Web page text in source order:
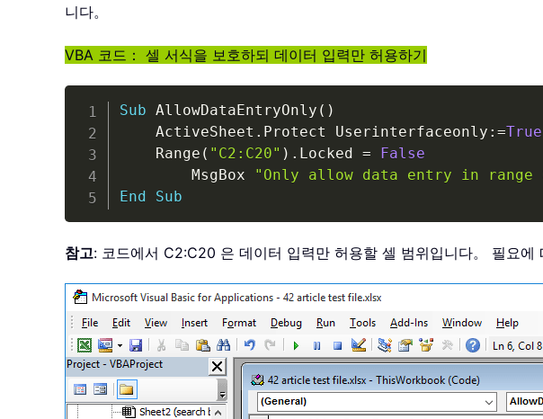
니다。
VBA 코드： 셀 서식을 보호하되 데이터 입력만 허용하기
Sub AllowDataEntryOnly ( )
    ActiveSheet
. Protect Userinterfaceonly : =True
    Range
( "C2:C20" ) . Locked =
False
        MsgBox
"Only allow data entry in range
End
Sub
참고: 코드에서 C2:C20 은 데이터 입력만 허용할 셀 범위입니다。 필요에